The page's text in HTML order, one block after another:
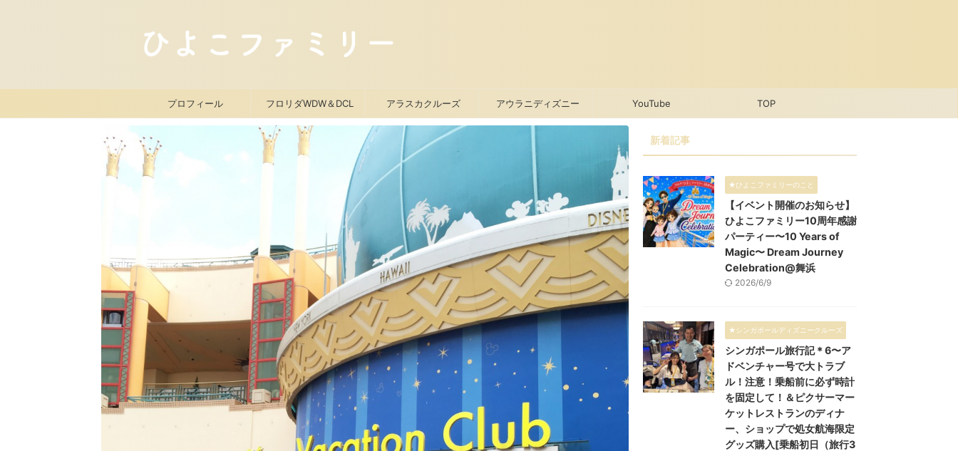
プロフィール フロリダWDW＆DCL アラスカクルーズ アウラニディズニー YouTube TOP
新着記事
★ひよこファミリーのこと
【イベント開催のお知らせ】
ひよこファミリー10周年感謝
パーティー〜10 Years of
Magic〜 Dream Journey
Celebration@舞浜
2026/6/9
★シンガポールディズニークルーズ
シンガポール旅行記＊6〜ア
ドベンチャー号で大トラブ
ル！注意！乗船前に必ず時計
を固定して！＆ピクサーマー
ケットレストランのディナ
ー、ショップで処女航海限定
グッズ購入[乗船初日（旅行3